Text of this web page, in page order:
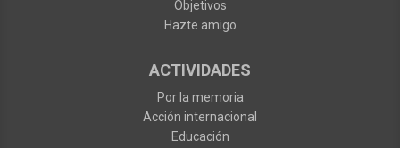
Objetivos
Hazte amigo
ACTIVIDADES
Por la memoria
Acción internacional
Educación